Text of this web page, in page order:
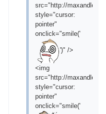
src="http://
style="cursor:
pointer"
onclick="smile('
')" />
<img
src="http://
style="cursor:
pointer"
onclick="smile('